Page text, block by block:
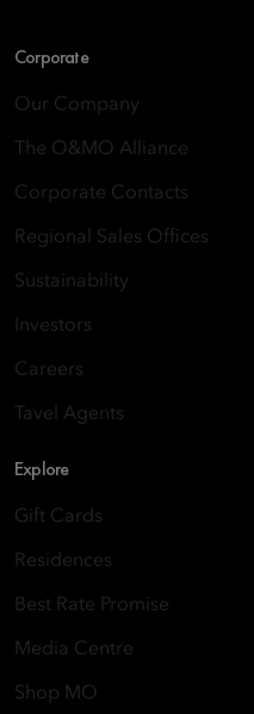
Corporate
Our Company
The O&MO Alliance
Corporate Contacts
Regional Sales Offices
Sustainability
Investors
Careers
Tavel Agents
Explore
Gift Cards
Residences
Best Rate Promise
Media Centre
Shop MO